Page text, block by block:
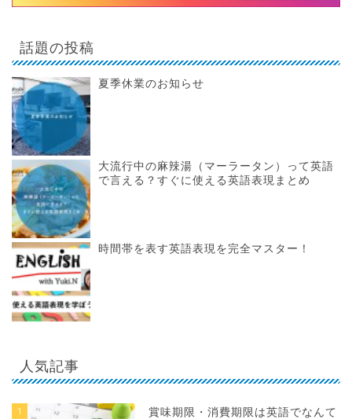
話題の投稿
夏季休業のお知らせ
大流行中の麻辣湯（マーラータン）って英語
で言える？すぐに使える英語表現まとめ
時間帯を表す英語表現を完全マスター！
人気記事
1
賞味期限・消費期限は英語でなんて